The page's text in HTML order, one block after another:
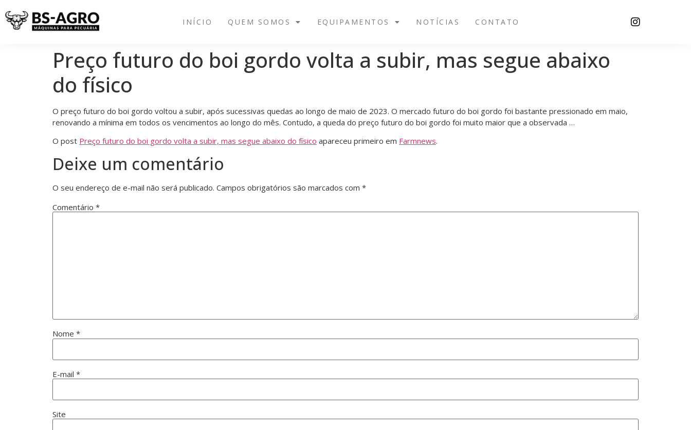
INÍCIO QUEM SOMOS EQUIPAMENTOS NOTÍCIAS CONTATO
Preço futuro do boi gordo volta a subir, mas segue abaixo
do físico
O preço futuro do boi gordo voltou a subir, após sucessivas quedas ao longo de maio de 2023. O mercado futuro do boi gordo foi bastante pressionado em maio,
renovando a mínima em todos os vencimentos ao longo do mês. Contudo, a queda do preço futuro do boi gordo foi muito maior que a observada …
O post Preço futuro do boi gordo volta a subir, mas segue abaixo do físico apareceu primeiro em Farmnews.
Deixe um comentário
O seu endereço de e-mail não será publicado. Campos obrigatórios são marcados com *
Comentário *
Nome *
E-mail *
Site